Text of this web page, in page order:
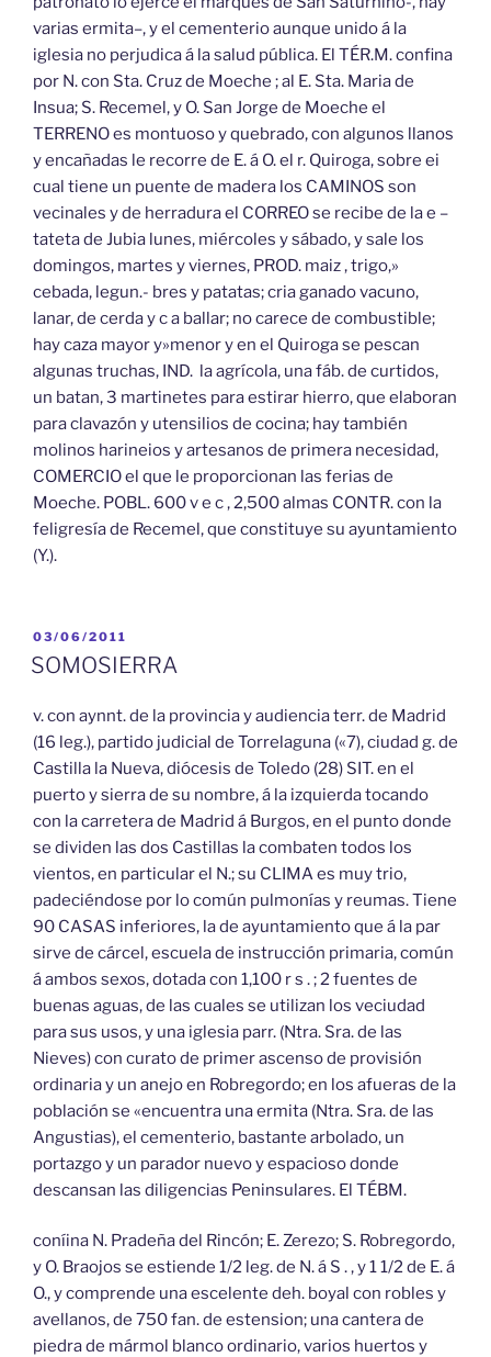
varias ermita–, y el cementerio aunque unido á la
iglesia no perjudica á la salud pública. El TÉR.M. confina
por N. con Sta. Cruz de Moeche ; al E. Sta. Maria de
Insua; S. Recemel, y O. San Jorge de Moeche el
TERRENO es montuoso y quebrado, con algunos llanos
y encañadas le recorre de E. á O. el r. Quiroga, sobre ei
cual tiene un puente de madera los CAMINOS son
vecinales y de herradura el CORREO se recibe de la e –
tateta de Jubia lunes, miércoles y sábado, y sale los
domingos, martes y viernes, PROD. maiz , trigo,»
cebada, legun.- bres y patatas; cria ganado vacuno,
lanar, de cerda y c a ballar; no carece de combustible;
hay caza mayor y»menor y en el Quiroga se pescan
algunas truchas, IND. la agrícola, una fáb. de curtidos,
un batan, 3 martinetes para estirar hierro, que elaboran
para clavazón y utensilios de cocina; hay también
molinos harineios y artesanos de primera necesidad,
COMERCIO el que le proporcionan las ferias de
Moeche. POBL. 600 v e c , 2,500 almas CONTR. con la
feligresía de Recemel, que constituye su ayuntamiento
(Y.).
PUBLICADO
EL
03/06/2011
SOMOSIERRA
v. con aynnt. de la provincia y audiencia terr. de Madrid
(16 leg.), partido judicial de Torrelaguna («7), ciudad g. de
Castilla la Nueva, diócesis de Toledo (28) SIT. en el
puerto y sierra de su nombre, á la izquierda tocando
con la carretera de Madrid á Burgos, en el punto donde
se dividen las dos Castillas la combaten todos los
vientos, en particular el N.; su CLIMA es muy trio,
padeciéndose por lo común pulmonías y reumas. Tiene
90 CASAS inferiores, la de ayuntamiento que á la par
sirve de cárcel, escuela de instrucción primaria, común
á ambos sexos, dotada con 1,100 r s . ; 2 fuentes de
buenas aguas, de las cuales se utilizan los veciudad
para sus usos, y una iglesia parr. (Ntra. Sra. de las
Nieves) con curato de primer ascenso de provisión
ordinaria y un anejo en Robregordo; en los afueras de la
población se «encuentra una ermita (Ntra. Sra. de las
Angustias), el cementerio, bastante arbolado, un
portazgo y un parador nuevo y espacioso donde
descansan las diligencias Peninsulares. El TÉBM.
coníina N. Pradeña del Rincón; E. Zerezo; S. Robregordo,
y O. Braojos se estiende 1/2 leg. de N. á S . , y 1 1/2 de E. á
O., y comprende una escelente deh. boyal con robles y
avellanos, de 750 fan. de estension; una cantera de
piedra de mármol blanco ordinario, varios huertos y